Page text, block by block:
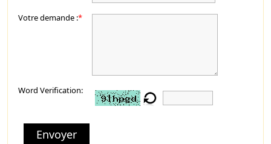
Votre demande :*
Word Verification:
Envoyer